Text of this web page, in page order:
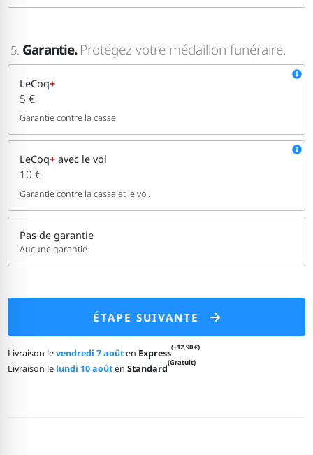
5. Garantie. Protégez votre médaillon funéraire.
LeCoq+
5 €
Garantie contre la casse.
LeCoq+avec le vol
10 €
Garantie contre la casse et le vol.
Pas de garantie
Aucune garantie.
ÉTAPE SUIVANTE
Livraison levendredi 7 aoûten Express(+12,90 €)
Livraison le lundi 10 aoûtenStandard(Gratuit)